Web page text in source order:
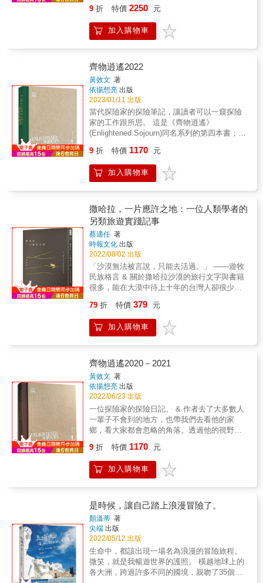
量。
裡，我們能直接看見波登的思維與偏好，了解
過十二本護照，每年有兩百五十天在旅行，訪
問過近一百個國家。他曾說，旅行並非總是美
妙或舒適的，但沒關係，旅程會改變你，在你
從中得到什麼。 本書將波登生前的話語「原音
重現」，用他獨特的方式推薦了四十三個國家
的餐廳、飯店及旅遊景點。從他家鄉紐約偏僻
的小鎮，到婆羅洲部落酋長的帳篷；從世界級
大都市巴黎和上海，到美麗的坦尚尼亞和一望
無際的阿曼，讀者都能隨之周遊列國，尋幽探
秘。 其中也包括波登於2013年來訪台灣時，特
邊趖、刈包、帝王螃蟹等，還有集結購物與小
吃機能的饒河街夜市，以及被他譽為「小籠包
界的大師」的鼎泰豐。 本書的另一位共同作者
議，例如：如何到達目的地、當地有哪些美
食、住宿推薦，以及要注意哪些旅遊陷
阱......，這些資訊都能讓讀者進一步理解波登
推薦那些迷人之地的原因。在出書前，她更一
一核查這些推薦的餐廳是否仍舊營業，以確保
這些訊息的實用性。（但受到疫情影響，出版
後餐廳資訊仍可能略有變動） 書中還收錄波登
的朋友、同事和家人撰寫的短文，包括波登的
弟弟克里斯對和他一起旅行的嘲諷；電視節目
製作人納利．桂訴說了在首爾拍攝節目時漸漸
外，每篇文章也都搭配由美國知名插畫家衛斯
理‧奧斯布魯克（Wesley Allsbrook）繪製的俏
皮插畫，讓讀者能更悠閒而愜意地閱讀本書。
的慢活風景 & ☆ 首刷限量加贈官方授權 慢活
風景組4張 ☆& & 就算減少旅行活動，
KINFOLK TRAVEL 也能帶你看見世界更多面
態度，比任何特定行動和旅遊更有意義。 & 從
歐洲、東北亞、南美洲、南亞、西亞、美洲、
澳洲、大洋洲、北歐等， 由城市的風格漫步，
到溪流、荒野、高地的自然接觸，或用不同交
通工具主題探索， KINFOLK 團隊以在地觀點
出發、透過動人的影像以及深度訪談，引發您
的靈感和想法， 現在開始，請用不同的眼光與
節奏看世界，從心感受每個啟程的慢活風景！
& ───── 歡迎一起體驗KINFOLK式漫旅行
美學魅力來源 ‧ 跑玩首爾街弄，感受不同的溫
度與氣味 ‧ 馬斯開特海濱閒步，欣賞阿拉伯巨
人所積攢的文化遺產 ‧ 走進巴爾的摩書店，探
索帶有激進主義精神的閱讀群 & ‧ 征服蘇格蘭
的蒙羅山，走進山林能喚醒內在獨立的靈魂 ‧
紐西蘭天然溫泉，原始的自然風貌更能療癒身
心 ‧ 法羅群島經典老菜新創，傳統發酵法讓食
物味道得以呈現 ‧ 愛達荷州單車騎旅，更快、
更遠地帶你到荒野中 ‧ 喬治亞州的飛蠅釣魅
力，你投入越多，就得到的越多 ‧ 英國倫敦賞
鳥趣，一副望遠鏡就是對這城市進行全新觀察
& ‧ 瑞士小纜車探索，串聯起高山社區的美景與
式，從不同角度看城市 ‧ 卑爾根的火車之旅，
欣賞雄偉、一流的風景 ‧ 前往美國奧卡斯島渡
輪，迎接緩慢漂流的島上時光 ‧ 在冰島開車露
KINFOLK 團隊以在地觀點出發，無論您身處何
處，都能以自己的步調，輕鬆、細緻地探索世
界。團隊將展示如何透過更深入地了解新城市
的細節，來重新構想週末旅行；如何以簡單的
戶外活動體驗令人驚嘆的壯麗景觀；及如何通
過儘管不太方便但更令人難忘方式，從 A點到
B點來一趟冒險之行。 & 像是去塔斯馬尼亞逛
博物館，或去倫敦觀鳥；探索達卡蓬勃發展的
時尚社區、參加愛達荷州的自行車之旅；或從
和攝影師，KINFOLK TRAVEL 將讀者帶到六大
洲的25個美麗目的地：在阿爾巴尼亞首都的農
場到餐桌用餐、在紐西蘭的天然溫泉療癒身
線；或從塞內加爾到蘇格蘭，從觀鳥到划
船......用更慢、更周到的方式體驗文化、自然
和社區。 & 首刷限量【慢活風景組】 尺寸：
12&times;17cm 紙張：厚磅維納斯雪莎紙 數
量：一組4張& 本書特色 & ★ 帶領讀者走訪六
大洲25處美麗城市。 ★ 提供沉澱身心靈的「慢
遊」路線，建立與當地人的連結與文化體驗。
9 折 特價 2250 元
加入購物車
齊物逍遙2022
黃效文 著
依揚想亮 出版
2023/01/11 出版
當代探險家的探險筆記，讓讀者可以一窺探險
家的工作跟所思。 這是《齊物逍遙》
(Enlightened Sojourn)同名系列的第四本書；主
程，兩段都在二十一天隔離的要求之後進行
的。作者不僅充分善用飯店隔離期間閱讀與書
寫，疫情也沒有阻擋探險家的腳步，他的兩次
途遠行。重新認識中國中部與沿海地區，觀察
自一九七○年代以來的變化。 &
9 折 特價 1170 元
加入購物車
撒哈拉，一片應許之地：一位人類學者的
另類旅遊實踐記事
蔡適任 著
時報文化 出版
2022/08/02 出版
「沙漠無法被言說，只能去活過。」 ――遊牧
民族格言 & 關於撒哈拉沙漠的旅行文字與書籍
很多，能在大漠中待上十年的台灣人卻很少。
博士學位，也曾下定決心回台灣貢獻所長，卻
直至二○一一年雙腳踏上撒哈拉，才找到了此生
的歸屬。 「這片寂靜無聲的廣袤無垠，讓我真
為全球話題之前，長年乾旱就讓撒哈拉失去大
片良田，也讓遊牧民族不得不舉家走入旅遊
業。但當觀光業成為經濟命脈，觀光勝地梅如
卡因應國際旅遊日漸茁壯，帶給瑰麗絕倫金色
沙丘的衝擊也益發加劇。 & 本書忠實道盡現今
撒哈拉的真實困境，從脆弱的自然生態飽受過
多的觀光客與垃圾摧殘，到觀光業如何大幅影
響傳統遊牧文化，不只透過蔡適任早已內化的
人類學之眼率直並陳在地視角與外來觀點，從
沙漠深處的寶貴紀錄與深刻反思，是一本放眼
全世界都極為難能少見的重磅級撒哈拉當代見
聞錄。
79 折 特價 379 元
加入購物車
齊物逍遙2020－2021
黃效文 著
依揚想亮 出版
2022/06/23 出版
一位探險家的探險日記。 & 作者去了大多數人
一輩子不會到的地方，也帶我們去看他的家
鄉，看大家都會忽略的角落。透過他的視野和
格在某一刻美好的人間風景。 & 《齊物逍遙
2019-2020》 & 2019年全球疫情肆虐，黃效文
出不了遠門，卻阻止不了這位探險家對世界和
在你熟悉的地方&mdash;&mdash;離家不遠，
也是探索的好地方。黃效文的世界裡萬物和人
皆平等，所以他會去關心沒有人察覺的角落：
香港的華光廟、最後的舢舨；人跡罕至的冷古
寺、西藏高原的賽馬比賽；也有開創性的視
野，在緬甸建立建立中國探險家學會的新家，
開展客席藝術家及其他在地項目。 & 這本書是
在2019-2020年對齊物逍遙的報告。 & 他的世
9 折 特價 1170 元
加入購物車
是時候，讓自己踏上浪漫冒險了。
顏溫蒂 著
尖端 出版
2022/05/12 出版
生命中，都該出現一場名為浪漫的冒險旅程。
微笑，就是我暢遊世界的護照。 橫越地球上的
各大洲，跨過許多不同的國境，親吻了35個國